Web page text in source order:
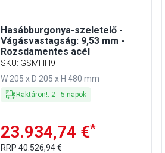
Hasábburgonya-szeletelő -
Vágásvastagság: 9,53 mm -
Rozsdamentes acél
SKU: GSMHH9
W 205 x D 205 x H 480 mm
Raktáron!: 2 -5 napok
23.934,74 €*
RRP40.526,94 €